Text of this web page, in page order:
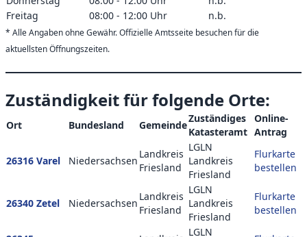
Freitag
08:00 - 12:00 Uhr n.b.
* Alle Angaben ohne Gewähr. Offizielle Amtsseite besuchen für die
aktuellsten Öffnungszeiten.
Zuständigkeit für folgende Orte:
Ort Bundesland Gemeinde
Zuständiges
Katasteramt
Online-
Antrag
26316 Varel Niedersachsen
Landkreis
Friesland
LGLN
Landkreis
Friesland
Flurkarte
bestellen
26340 Zetel Niedersachsen
Landkreis
Friesland
LGLN
Landkreis
Friesland
Flurkarte
bestellen
LGLN